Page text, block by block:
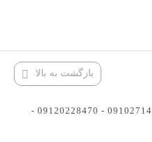
بازگشت به بالا
33793217-021 - 09102714105 - 09120228470 -